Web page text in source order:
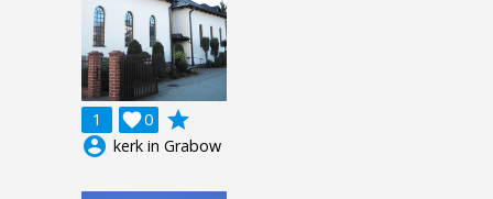
1 0

grade
account_circle kerk in Grabow